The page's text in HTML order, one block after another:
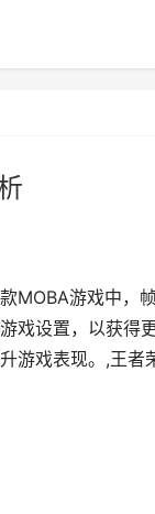
MOBA游戏中，
戏设置，以获得
游戏表现。,王者